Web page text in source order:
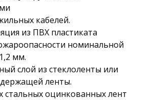
кабелей.
из ПВХ пластиката
номинальной
мм.
слой из стеклоленты или
ленты.
стальных оцинкованных лент